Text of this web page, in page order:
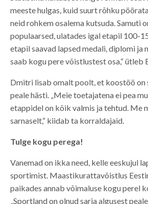
meeste hulgas, kuid suurt rõhku
neid rohkem osalema kutsuda. Samuti
populaarsed, ulatades igal etapil 100-
etapil saavad lapsed medali, diplomi ja
saab kogu pere võistlustest osa,“ ütleb
Dmitri lisab omalt poolt, et koostöö on
peale hästi. „Meie toetajatena ei pea
etappidel on kõik valmis ja tehtud. Me
sarnaselt,“ kiidab ta korraldajaid.
Tulge kogu perega!
Vanemad on ikka need, kelle eeskujul
sportimist. Maastikurattavõistlus
paikades annab võimaluse kogu perel
„Sportland on olnud sarja algusest